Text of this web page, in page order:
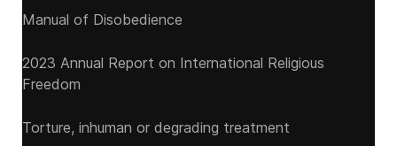
Manual of Disobedience
2023 Annual Report on International Religious
Freedom
Torture, inhuman or degrading treatment